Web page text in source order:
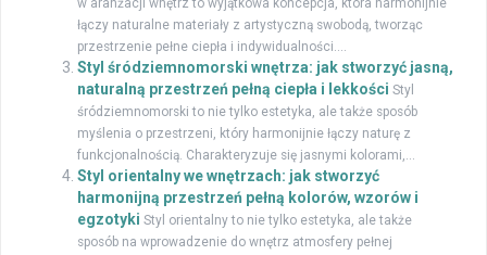
w aranżacji wnętrz to wyjątkowa koncepcja, która harmonijnie
łączy naturalne materiały z artystyczną swobodą, tworząc
przestrzenie pełne ciepła i indywidualności....
Styl śródziemnomorski wnętrza: jak stworzyć jasną,
naturalną przestrzeń pełną ciepła i lekkości Styl
śródziemnomorski to nie tylko estetyka, ale także sposób
myślenia o przestrzeni, który harmonijnie łączy naturę z
funkcjonalnością. Charakteryzuje się jasnymi kolorami,...
Styl orientalny we wnętrzach: jak stworzyć
harmonijną przestrzeń pełną kolorów, wzorów i
egzotyki Styl orientalny to nie tylko estetyka, ale także
sposób na wprowadzenie do wnętrz atmosfery pełnej